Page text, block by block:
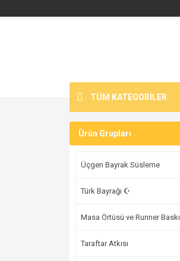
TÜM KATEGORİLER
Ürün Grupları
Üçgen Bayrak Süsleme
Türk Bayrağı ☪
Masa Örtüsü ve Runner Baskı
Taraftar Atkısı